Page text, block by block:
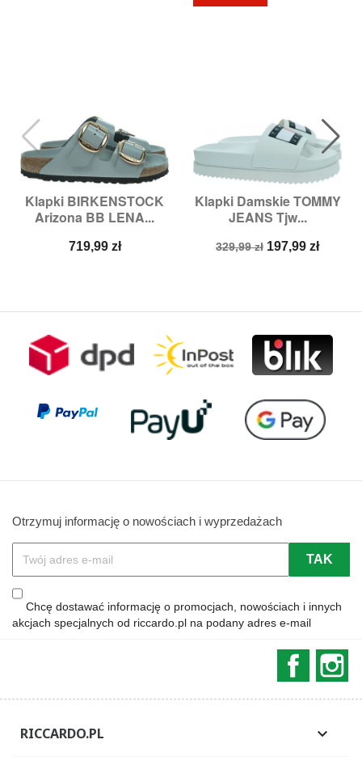
Klapki BIRKENSTOCK
Arizona BB LENA...
Cena
719,99 zł
Klapki Damskie TOMMY
JEANS Tjw...
Cena
329,99 zł Cena
197,99 zł
Otrzymuj informację o nowościach i wyprzedażach
Chcę dostawać informację o promocjach, nowościach i innych
akcjach specjalnych od riccardo.pl na podany adres e-mail
RICCARDO.PL 